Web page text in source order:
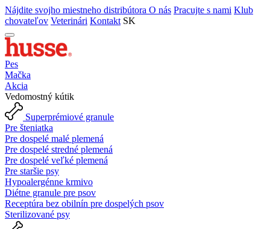
Nájdite svojho miestneho distribútora O nás Pracujte s nami Klub
chovateľov Veterinári Kontakt SK
Pes
Mačka
Akcia
Vedomostný kútik
Superprémiové granule
Pre šteniatka
Pre dospelé malé plemená
Pre dospelé stredné plemená
Pre dospelé veľké plemená
Pre staršie psy
Hypoalergénne krmivo
Diétne granule pre psov
Receptúra bez obilnín pre dospelých psov
Sterilizované psy